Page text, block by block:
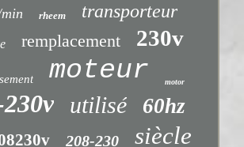
rheem transporteur
remplacement 230v
moteur motor
utilisé 60hz
208-230 siècle